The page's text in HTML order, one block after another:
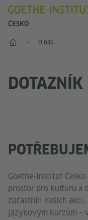
ČESKO
Hlavní stránka
O nás
DOTAZNÍK
Goethe-Institut
prostor pro kulturu a
zúčastnili našich
jazykovým kurzům –